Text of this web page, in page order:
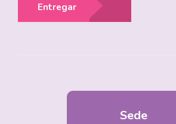
Entregar
Sede